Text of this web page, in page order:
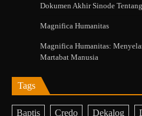
Dokumen Akhir Sinode
Magnifica Humanitas
Magnifica Humanitas:
Martabat Manusia
Tags
Baptis Credo Dekalog